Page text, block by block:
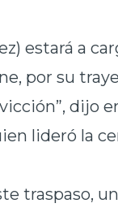
estará a
por su
dijo
lideró la
traspaso,